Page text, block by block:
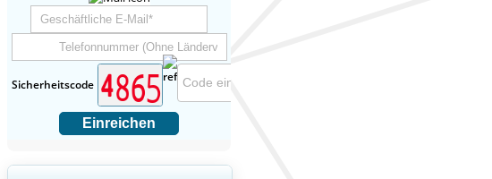
Sicherheitscode
Einreichen